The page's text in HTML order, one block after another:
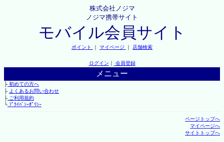
株式会社ノジマ
ノジマ携帯サイト
モバイル会員サイト
ポイント ｜ マイページ ｜ 店舗検索
ログイン ｜ 会員登録
メニュー
├初めての方へ
├ よくあるお問い合わせ
├ご利用規約
└ﾌﾟﾗｲﾊﾞｼｰﾎﾟﾘｼｰ
ページトップへ
マイページへ
サイトトップへ